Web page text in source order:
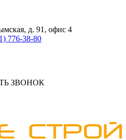
д. 91, офис 4
776-38-80
ЗВОНОК